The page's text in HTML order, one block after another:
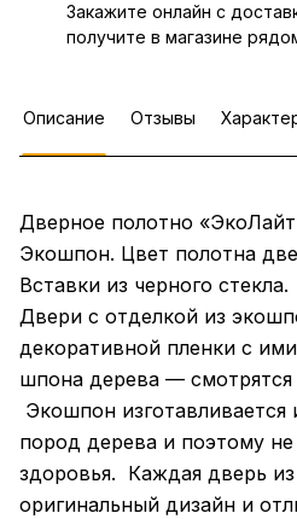
Закажите онлайн с
получите в магазине
Описание Отзывы
Дверное полотно
Экошпон. Цвет полотна
Вставки из черного стекла.
Двери с отделкой из
декоративной пленки с
шпона дерева — смотрятся
Экошпон изготавливается
пород дерева и поэтому
здоровья. Каждая дверь
оригинальный дизайн и